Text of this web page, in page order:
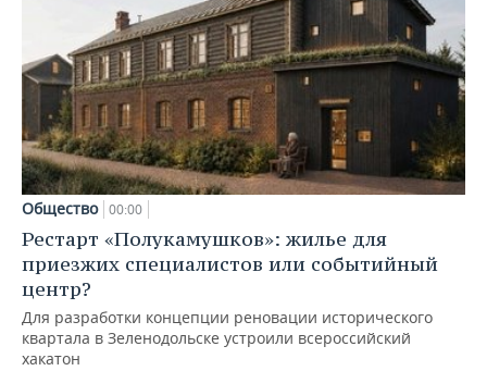
Общество 00:00
Рестарт «Полукамушков»: жилье для
приезжих специалистов или событийный
центр?
Для разработки концепции реновации исторического
квартала в Зеленодольске устроили всероссийский
хакатон